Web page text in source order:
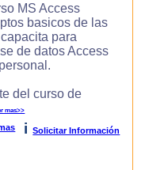
MS Access
basicos de las
para
de datos Access
del curso de
mas>>
i Solicitar Información